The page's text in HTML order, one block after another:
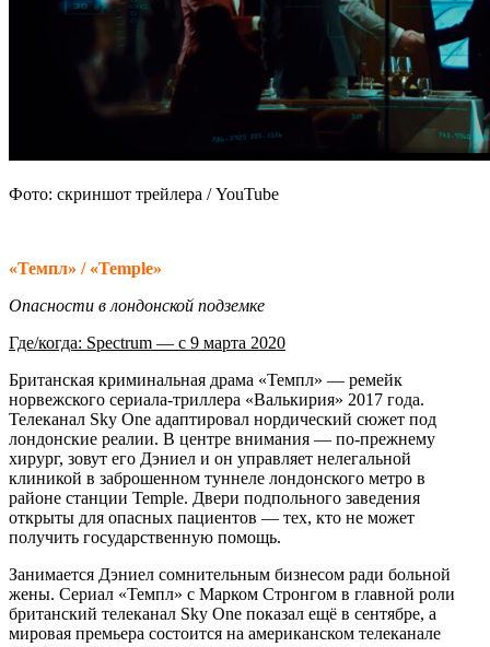
Фото: скриншот трейлера / YouTube
«Темпл» / «Temple»
Опасности в лондонской подземке
Где/когда: Spectrum — с 9 марта 2020
Британская криминальная драма «Темпл» — ремейк
норвежского сериала-триллера «Валькирия» 2017 года.
Телеканал Sky One адаптировал нордический сюжет под
лондонские реалии. В центре внимания — по-прежнему
хирург, зовут его Дэниел и он управляет нелегальной
клиникой в заброшенном туннеле лондонского метро в
районе станции Temple. Двери подпольного заведения
открыты для опасных пациентов — тех, кто не может
получить государственную помощь.
Занимается Дэниел сомнительным бизнесом ради больной
жены. Сериал «Темпл» с Марком Стронгом в главной роли
британский телеканал Sky One показал ещё в сентябре, а
мировая премьера состоится на американском телеканале